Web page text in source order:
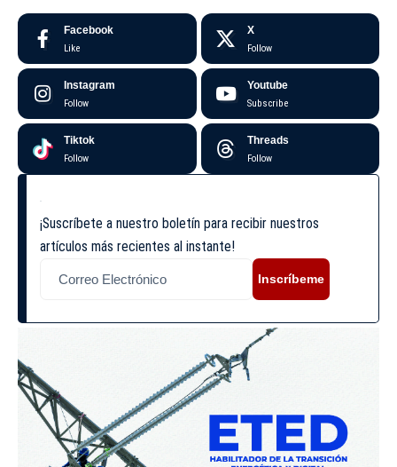
Facebook
Like
X
Follow
Instagram
Follow
Youtube
Subscribe
Tiktok
Follow
Threads
Follow
¡Suscríbete a nuestro boletín para recibir nuestros
artículos más recientes al instante!
Inscríbeme